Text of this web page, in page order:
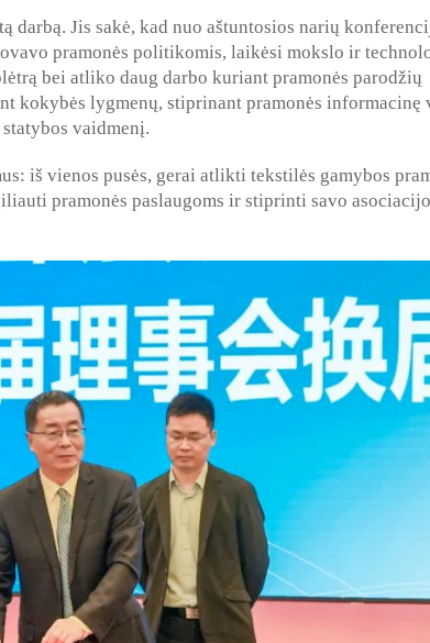
Jis sakė, kad nuo aštuntosios narių
pramonės politikomis, laikėsi mokslo ir
bei atliko daug darbo kuriant pramonės parodžių
kokybės lygmenų, stiprinant pramonės informacinę
vaidmenį.
iš vienos pusės, gerai atlikti tekstilės gamybos
pramonės paslaugoms ir stiprinti savo